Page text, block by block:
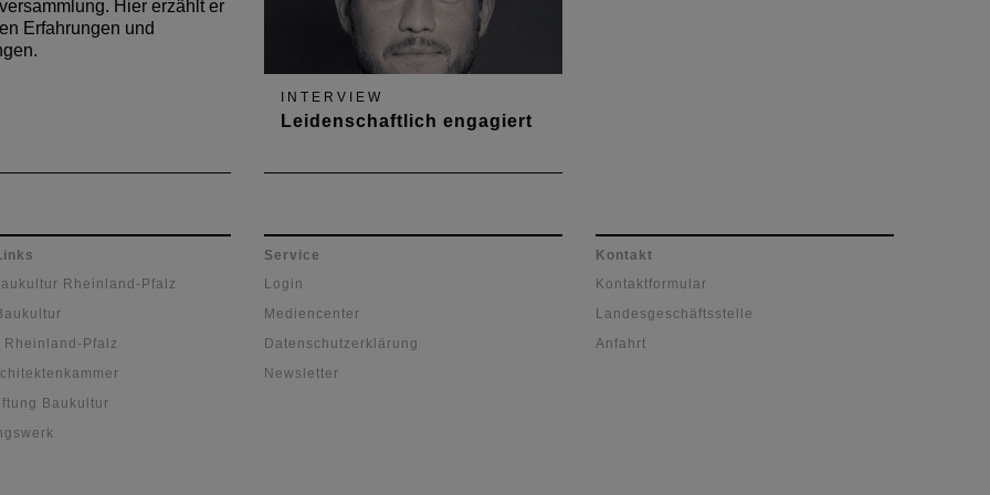
Hier erzählt er
Erfahrungen und
INTERVIEW
Leidenschaftlich engagiert
Kammergruppe 7
Rheinland-Pfalz
Rheinland-Pfalz
Baukultur
Service
Login
Mediencenter
Datenschutzerklärung
Newsletter
Kontakt
Kontaktformular
Landesgeschäftsstelle
Anfahrt